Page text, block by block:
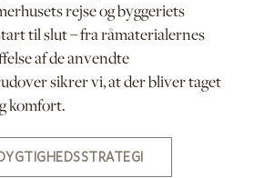
rejse og byggeriets
til slut – fra råmaterialernes
af de anvendte
sikrer vi, at der bliver taget
komfort.